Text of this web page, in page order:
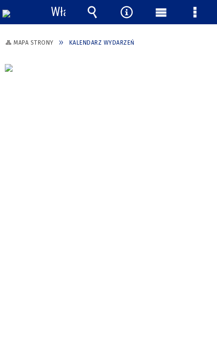
MAPA STRONY KALENDARZ WYDARZEŃ
Włącz
powiadomienia
Wyszukiwarka
Narzędzia
Menu Menu